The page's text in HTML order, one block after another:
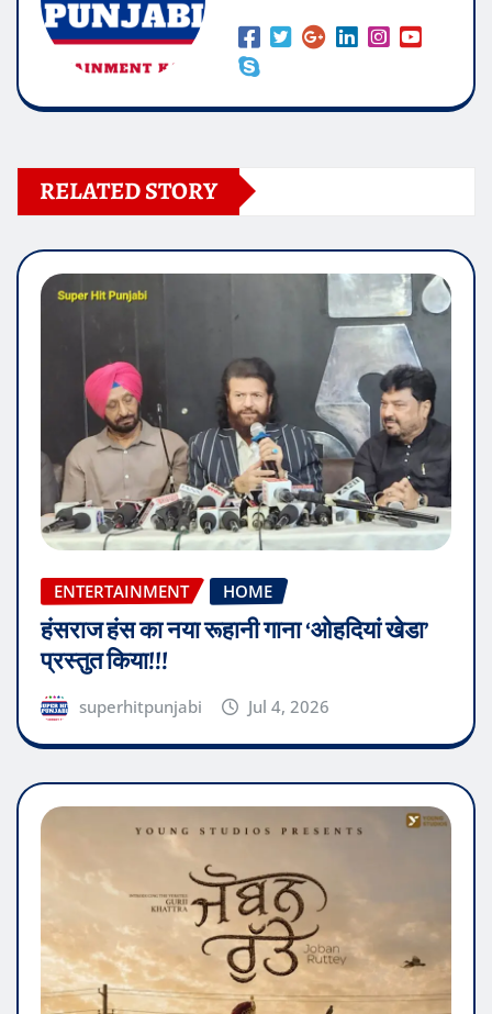
RELATED STORY
ENTERTAINMENT HOME
हंसराज हंस का नया रूहानी गाना ‘ओहदियां खेडा’
प्रस्तुत किया!!!
superhitpunjabi Jul 4, 2026